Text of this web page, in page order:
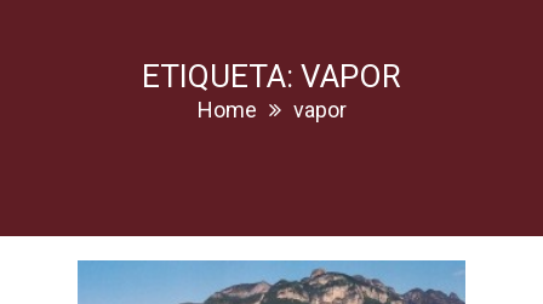
PavimentosETIQUETA: VAPOR
Home vapor